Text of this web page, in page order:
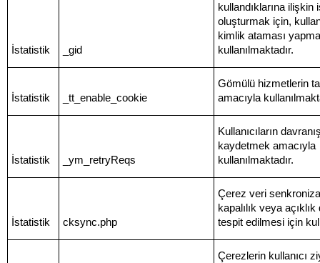
İstatistik _gid
kullandıklarına ilişkin
oluşturmak için,
kimlik ataması
kullanılmaktadır.
İstatistik _tt_enable_cookie
Gömülü hizmetlerin
amacıyla
İstatistik _ym_retryReqs
Kullanıcıların
kaydetmek amacıyla
kullanılmaktadır.
İstatistik cksync.php
Çerez veri
kapalılık veya
tespit edilmesi için
Çerezlerin kullanıcı